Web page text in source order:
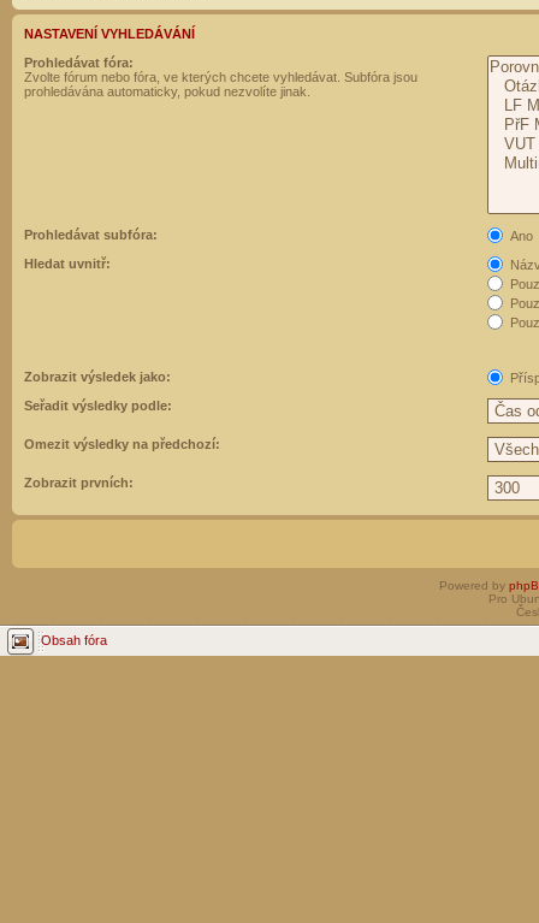
NASTAVENÍ VYHLEDÁVÁNÍ
Prohledávat fóra:
Zvolte fórum nebo fóra, ve kterých chcete vyhledávat. Subfóra jsou
prohledávána automaticky, pokud nezvolíte jinak.
Prohledávat subfóra:
Ano
Hledat uvnitř:
Zobrazit výsledek jako:
Seřadit výsledky podle:
Omezit výsledky na předchozí:
Zobrazit prvních:
Powered by
Pro
Obsah fóra